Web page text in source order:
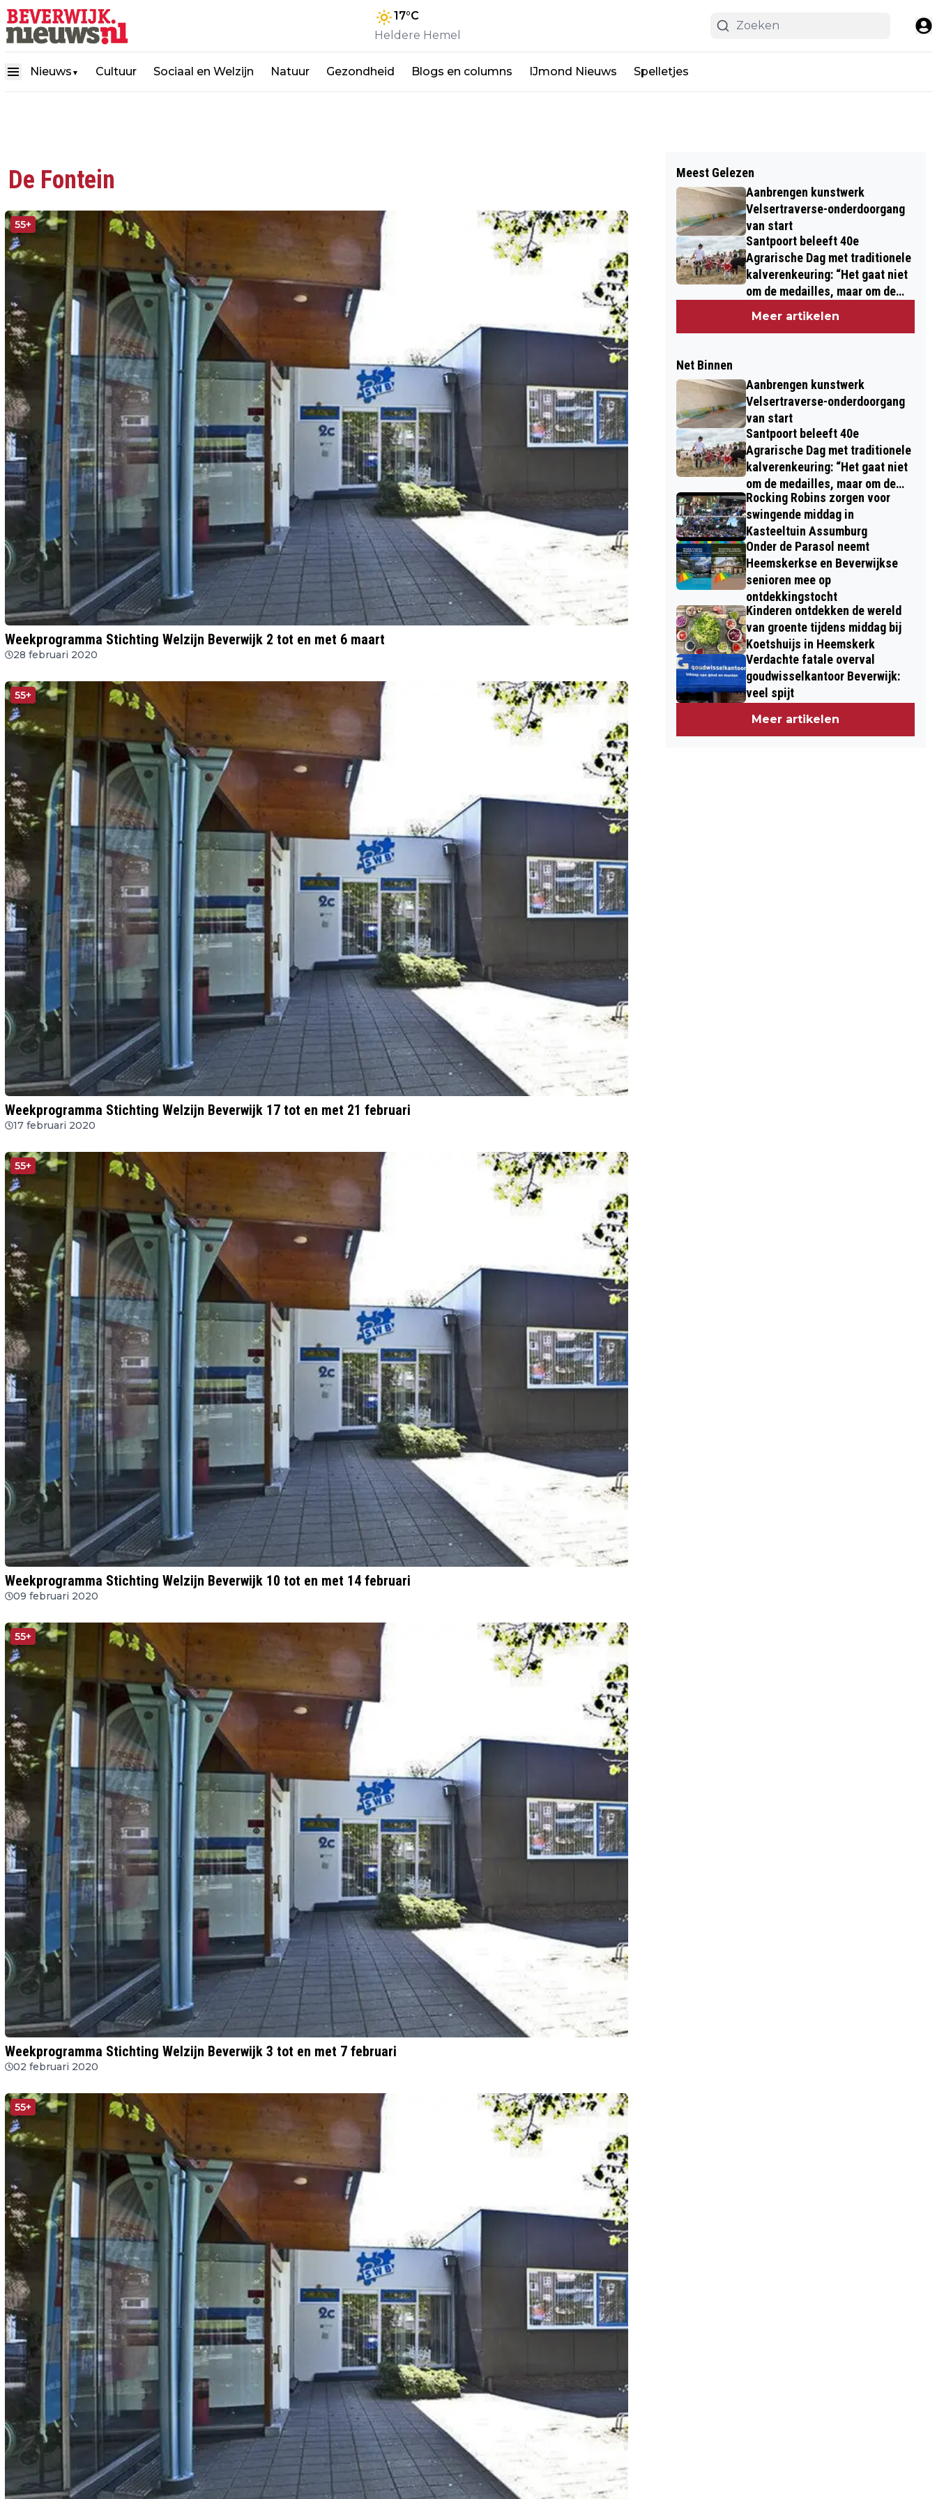
17°C
Heldere Hemel
Nieuws ▼ Cultuur Sociaal en Welzijn Natuur Gezondheid Blogs en columns IJmond Nieuws Spelletjes
De Fontein
55+
Weekprogramma Stichting Welzijn Beverwijk 2 tot en met 6 maart
28 februari 2020
55+
Weekprogramma Stichting Welzijn Beverwijk 17 tot en met 21 februari
17 februari 2020
55+
Weekprogramma Stichting Welzijn Beverwijk 10 tot en met 14 februari
09 februari 2020
55+
Weekprogramma Stichting Welzijn Beverwijk 3 tot en met 7 februari
02 februari 2020
55+
Meest Gelezen
Aanbrengen kunstwerk
Velsertraverse-onderdoorgang
van start
Santpoort beleeft 40e
Agrarische Dag met traditionele
kalverenkeuring: “Het gaat niet
om de medailles, maar om de
Meer artikelen
Net Binnen
Aanbrengen kunstwerk
Velsertraverse-onderdoorgang
van start
Santpoort beleeft 40e
Agrarische Dag met traditionele
kalverenkeuring: “Het gaat niet
om de medailles, maar om de
kinderen”
Rocking Robins zorgen voor
swingende middag in
Kasteeltuin Assumburg
Onder de Parasol neemt
Heemskerkse en Beverwijkse
senioren mee op
ontdekkingstocht
Kinderen ontdekken de wereld
van groente tijdens middag bij
Koetshuijs in Heemskerk
Verdachte fatale overval
goudwisselkantoor Beverwijk:
veel spijt
Meer artikelen